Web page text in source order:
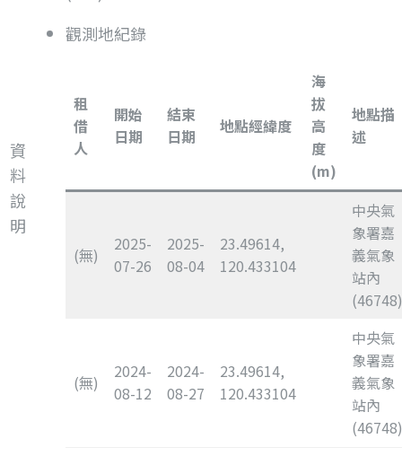
資
料
說
明
觀測地紀錄
租
借
人
開始
日期
結束
日期
地點經緯度
海
拔
高
度
(m)
地點描
述
(無)
2025-
07-26
2025-
08-04
23.49614,
120.433104
中央氣
象署嘉
義氣象
站內
(46748)
(無)
2024-
08-12
2024-
08-27
23.49614,
120.433104
中央氣
象署嘉
義氣象
站內
(46748)